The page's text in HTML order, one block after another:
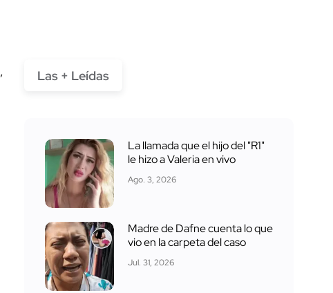
,
Las + Leídas
La llamada que el hijo del "R1"
le hizo a Valeria en vivo
Ago. 3, 2026
Madre de Dafne cuenta lo que
vio en la carpeta del caso
Jul. 31, 2026